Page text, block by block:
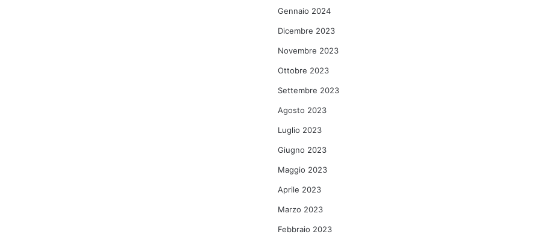
Gennaio 2024
Dicembre 2023
Novembre 2023
Ottobre 2023
Settembre 2023
Agosto 2023
Luglio 2023
Giugno 2023
Maggio 2023
Aprile 2023
Marzo 2023
Febbraio 2023